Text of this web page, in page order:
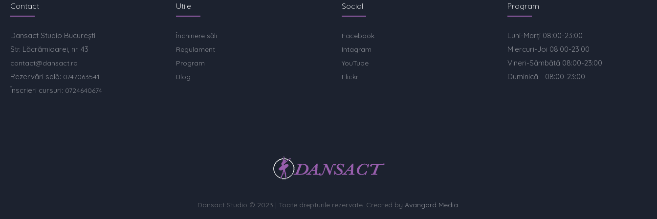
Contact
Dansact Studio București
Str. Lăcrămioarei, nr. 43
contact@dansact.ro
Rezervări sală: 0747063541
Înscrieri cursuri: 0724640674
Utile
Închiriere săli
Regulament
Program
Blog
Social
Facebook
Intagram
YouTube
Flickr
Program
Luni-Marți 08:00-23:00
Miercuri-Joi 08:00-23:00
Vineri-Sâmbătă 08:00-23:00
Duminică - 08:00-23:00
Dansact Studio © 2023 | Toate drepturile rezervate. Created by Avangard Media.